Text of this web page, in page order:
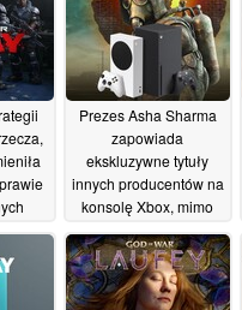
Prezes Asha Sharma
zapowiada
ekskluzywne tytuły
innych producentów na
konsolę Xbox, mimo
konsoli12/06/2026